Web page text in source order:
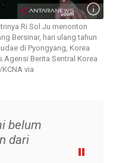
Ri Sol Ju menonton
Bersinar, hari ulang tahun
di Pyongyang, Korea
Berita Sentral Korea
via
belum
dari